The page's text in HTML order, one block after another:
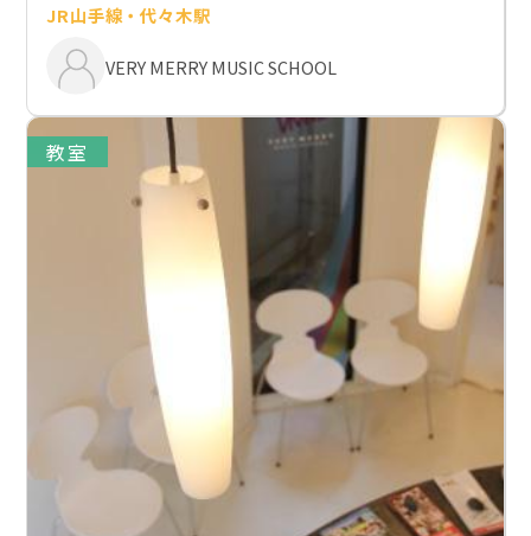
JR山手線・代々木駅
VERY MERRY MUSIC SCHOOL
教室